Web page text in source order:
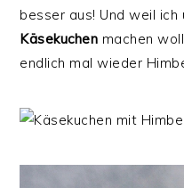
besser aus! Und weil ich
Käsekuchen machen
endlich mal wieder